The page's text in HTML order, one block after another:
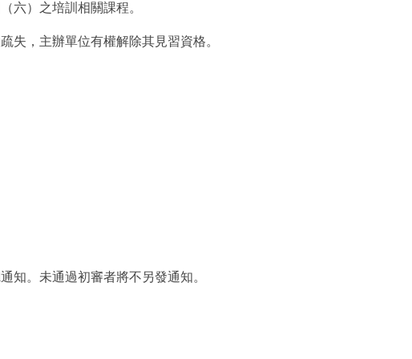
六）之培訓相關課程。
失，主辦單位有權解除其見習資格。
知。未通過初審者將不另發通知。